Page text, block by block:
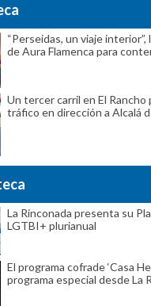
“Perseidas, un viaje
de Aura Flamenca para
Un tercer carril en El Rancho
tráfico en dirección a Alcalá
La Rinconada presenta su
LGTBI+ plurianual
El programa cofrade ‘Casa
programa especial desde La